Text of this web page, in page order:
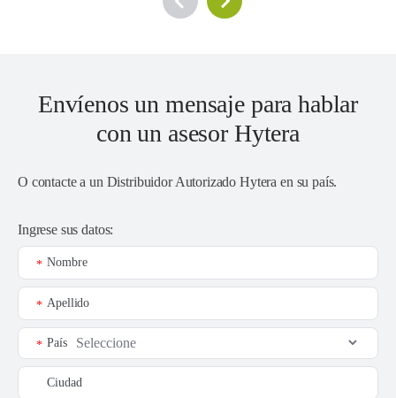
Envíenos un mensaje para hablar
con un asesor Hytera
O contacte a un Distribuidor Autorizado Hytera en su país.
Ingrese sus datos:
Nombre
*
Apellido
*
País
*
Ciudad